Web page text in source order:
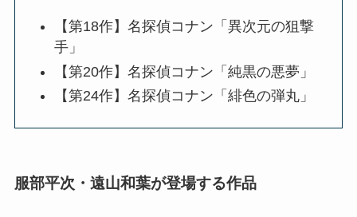
【第18作】名探偵コナン「異次元の狙撃
手」
【第20作】名探偵コナン「純黒の悪夢」
【第24作】名探偵コナン「緋色の弾丸」
服部平次・遠山和葉が登場する作品